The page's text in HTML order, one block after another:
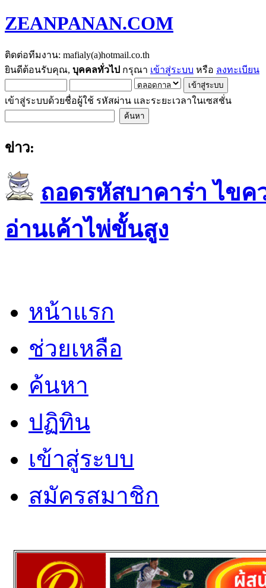
ZEANPANAN.COM
ติดต่อทีมงาน: mafialy(a)hotmail.co.th
ยินดีต้อนรับคุณ, บุคคลทั่วไป กรุณา เข้าสู่ระบบ หรือ ลงทะเบียน
เข้าสู่ระบบด้วยชื่อผู้ใช้ รหัสผ่าน และระยะเวลาในเซสชั่น
ข่าว:
ถอดรหัสบาคาร่า ไขค
อ่านเค้าไพ่ขั้นสูง
หน้าแรก
ช่วยเหลือ
ค้นหา
ปฏิทิน
เข้าสู่ระบบ
สมัครสมาชิก